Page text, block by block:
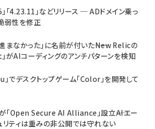
「4.23.11」などリリース ─ ADドメイン乗っ
弱性を修正
まなかった」に名前が付いた――New Relicの
がAIコーディングのアンチパターンを検知
」でデスクトップゲーム「Color」を開発して
「Open Secure AI Alliance」設立――AIエー
リティは重みの非公開では守れない